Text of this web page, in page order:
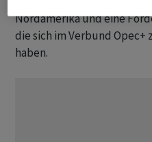
Nordamerika und eine
die sich im Verbund Opec+
haben.